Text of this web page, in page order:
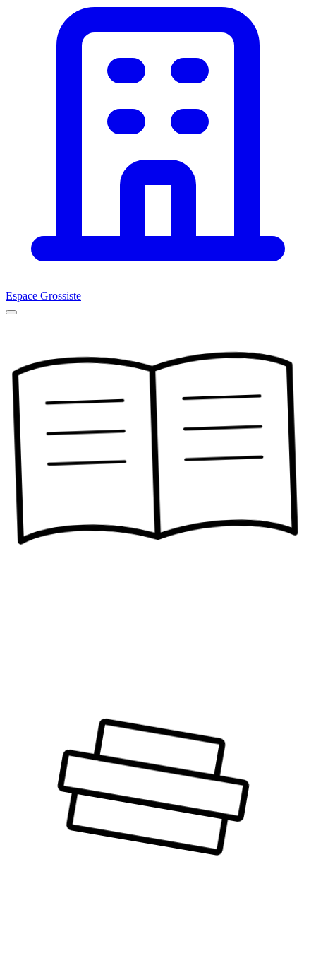
Espace Grossiste